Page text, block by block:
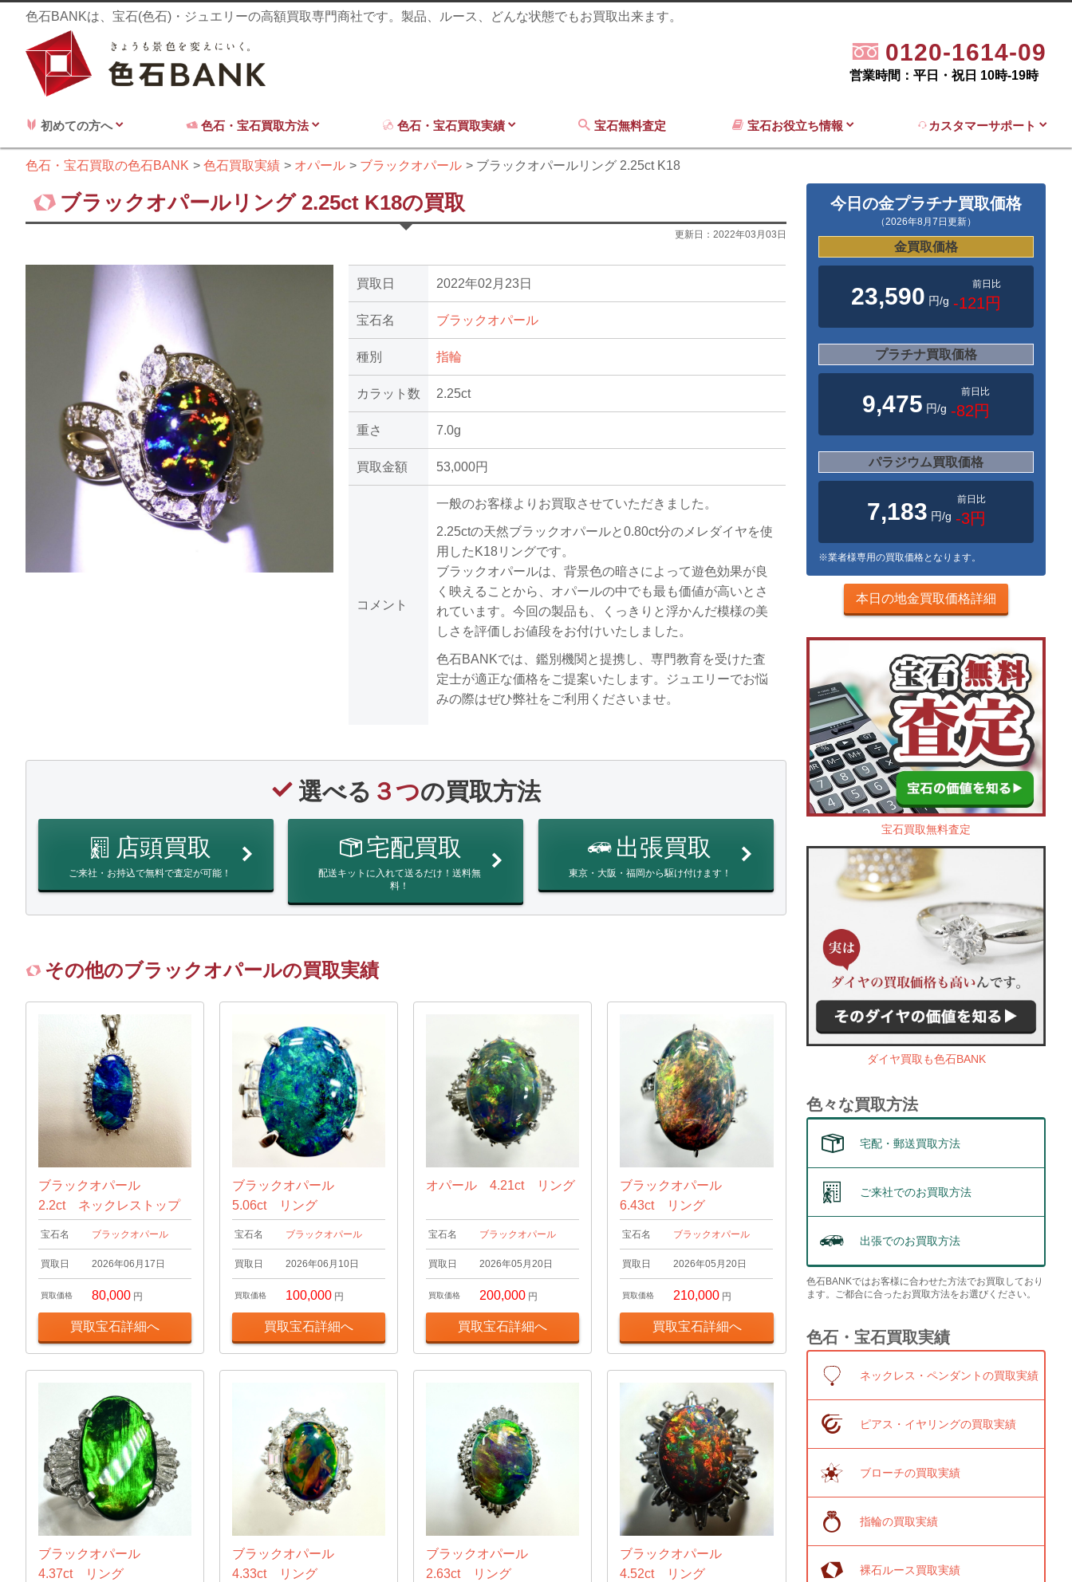
色石BANKは、宝石(色石)・ジュエリーの高額買取専門商社です。製品、ルース、どんな状態でもお買取出来ます。
0120-1614-09
営業時間：平日・祝日 10時-19時
初めての方へ 色石・宝石買取方法 色石・宝石買取実績 宝石無料査定 宝石お役立ち情報 カスタマーサポート
色石・宝石買取の色石BANK 色石買取実績 オパール ブラックオパール ブラックオパールリング 2.25ct K18
ブラックオパールリング 2.25ct K18の買取
更新日： 2022年03月03日
買取日 2022年02月23日
宝石名 ブラックオパール
種別 指輪
カラット数 2.25ct
重さ 7.0g
買取金額 53,000円
コメント
一般のお客様よりお買取させていただきました。
2.25ctの天然ブラックオパールと0.80ct分のメレダイヤを使
用したK18リングです。
ブラックオパールは、背景色の暗さによって遊色効果が良
く映えることから、オパールの中でも最も価値が高いとさ
れています。今回の製品も、くっきりと浮かんだ模様の美
しさを評価しお値段をお付けいたしました。
色石BANKでは、鑑別機関と提携し、専門教育を受けた査
定士が適正な価格をご提案いたします。ジュエリーでお悩
みの際はぜひ弊社をご利用くださいませ。
選べる ３つの買取方法
店頭買取
ご来社・お持込で無料で査定が可能！
宅配買取
配送キットに入れて送るだけ！送料無
料！
出張買取
東京・大阪・福岡から駆け付けます！
その他のブラックオパールの買取実績
ブラックオパール
2.2ct ネックレストップ
宝石名 ブラックオパール
買取日 2026年06月17日
買取価格 80,000 円
買取宝石詳細へ
ブラックオパール
5.06ct リング
宝石名 ブラックオパール
買取日 2026年06月10日
買取価格 100,000 円
買取宝石詳細へ
オパール 4.21ct リング
宝石名 ブラックオパール
買取日 2026年05月20日
買取価格 200,000 円
買取宝石詳細へ
ブラックオパール
6.43ct リング
宝石名 ブラックオパール
買取日 2026年05月20日
買取価格 210,000 円
買取宝石詳細へ
ブラックオパール
4.37ct リング
ブラックオパール
4.33ct リング
ブラックオパール
2.63ct リング
ブラックオパール
4.52ct リング
今日の金プラチナ買取価格
（2026年8月7日更新）
金買取価格
23,590 円/g
前日比
-121円
プラチナ買取価格
9,475 円/g
前日比
-82円
パラジウム買取価格
7,183 円/g
前日比
-3円
※業者様専用の買取価格となります。
本日の地金買取価格詳細
宝石買取無料査定
ダイヤ買取も色石BANK
色々な買取方法
宅配・郵送買取方法
ご来社でのお買取方法
出張でのお買取方法
色石BANKではお客様に合わせた方法でお買取しており
ます。ご都合に合ったお買取方法をお選びください。
色石・宝石買取実績
ネックレス・ペンダントの買取実績
ピアス・イヤリングの買取実績
ブローチの買取実績
指輪の買取実績
裸石ルース買取実績